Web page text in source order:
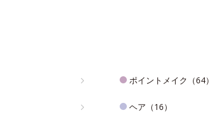
ポイントメイク（64）
ヘア（16）